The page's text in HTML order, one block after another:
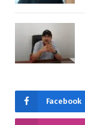
Facebook